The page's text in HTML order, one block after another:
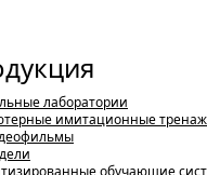
лаборатории
имитационные
обучающие